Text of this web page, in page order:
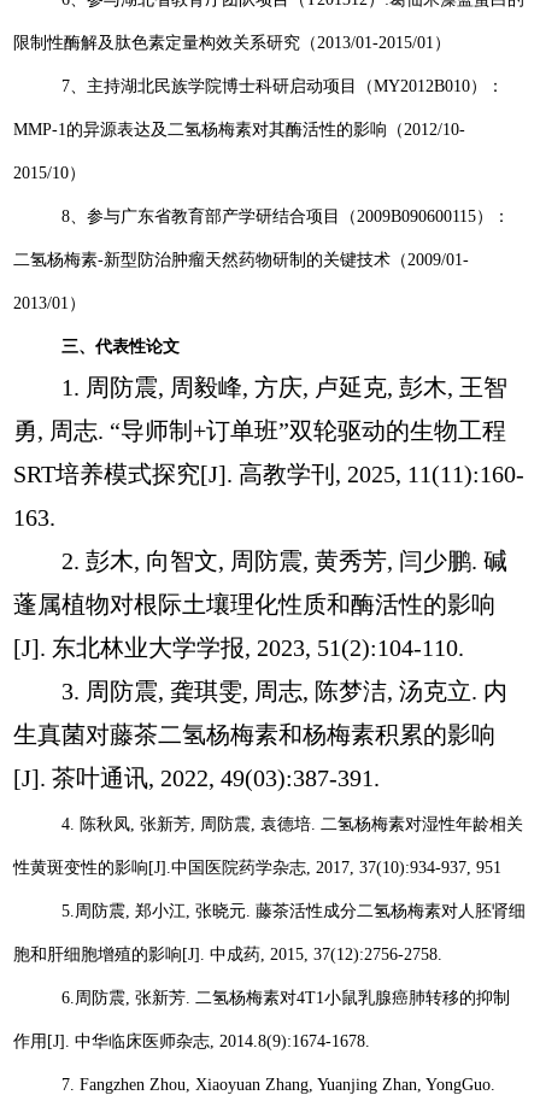
限制性酶解及肽色素定量构效关系研究（ 2013/01-2015/01 ）
7 、主持湖北民族学院博士科研启动项目（MY2012B010）：
MMP-1 的异源表达及二氢杨梅素对其酶活性的影响（ 2012/10-
2015/10）
8 、参与广东省教育部产学研结合项目（ 2009B090600115）：
二氢杨梅素-新型防治肿瘤天然药物研制的关键技术（ 2009/01-
2013/01 ）
三、代表性论文
1. 周防震, 周毅峰,方庆, 卢延克,彭木, 王智
勇, 周志. “导师制+订单班”双轮驱动的生物工程
SRT培养模式探究[J]. 高教学刊, 2025, 11(11):160-
163.
2.彭木, 向智文, 周防震,黄秀芳, 闫少鹏.碱
蓬属植物对根际土壤理化性质和酶活性的影响
[J]. 东北林业大学学报, 2023, 51(2):104-110.
3. 周防震,龚琪雯, 周志, 陈梦洁,汤克立. 内
生真菌对藤茶二氢杨梅素和杨梅素积累的影响
[J].茶叶通讯, 2022, 49(03):387-391.
4. 陈秋凤 ,张新芳 周防震 袁德培 二氢杨梅素对湿性年龄相关
性黄斑变性的影响[J].中国医院药学杂志 , 2017, 37(10):934-937, 951
5. 周防震 ,郑小江 ,张晓元 .藤茶活性成分二氢杨梅素对人胚肾细
胞和肝细胞增殖的影响[J].中成药 , 2015, 37(12):2756-2758.
6. 周防震 ,张新芳 二氢杨梅素对4T1小鼠乳腺癌肺转移的抑制
作用 [J].中华临床医师杂志 , 2014.8(9):1674-1678.
7. Fangzhen Zhou, Xiaoyuan Zhang, Yuanjing Zhan, YongGuo.